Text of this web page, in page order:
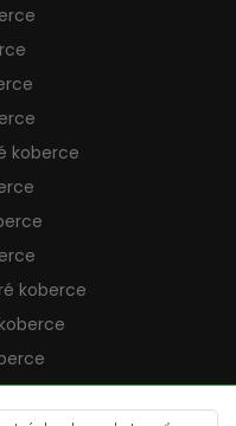
koberce
koberce